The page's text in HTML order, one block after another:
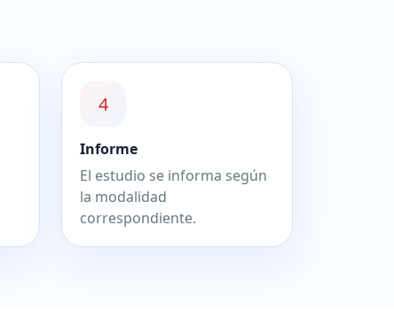
4
Informe
El estudio se informa según
la modalidad
correspondiente.